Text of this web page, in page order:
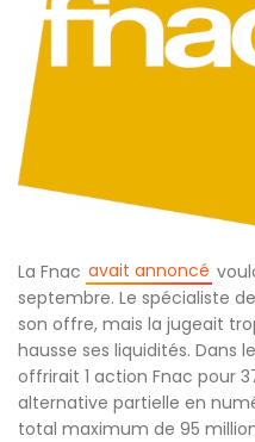
La Fnac avait annoncé
septembre. Le spécialiste
son offre, mais la jugeait
hausse ses liquidités. Dans
offrirait 1 action Fnac pour
alternative partielle en
total maximum de 95